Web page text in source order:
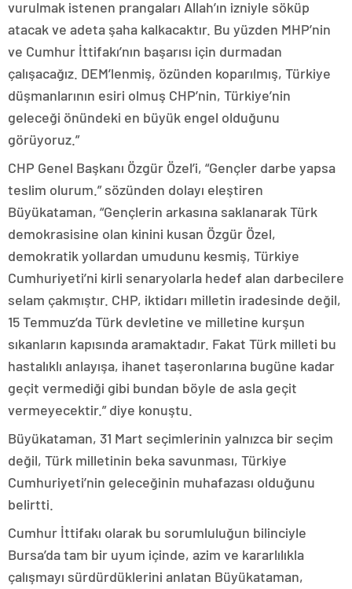
vurulmak istenen prangaları Allah’ın izniyle söküp
atacak ve adeta şaha kalkacaktır. Bu yüzden MHP’nin
ve Cumhur İttifakı’nın başarısı için durmadan
çalışacağız. DEM’lenmiş, özünden koparılmış, Türkiye
düşmanlarının esiri olmuş CHP’nin, Türkiye’nin
geleceği önündeki en büyük engel olduğunu
görüyoruz.”
CHP Genel Başkanı Özgür Özel’i, “Gençler darbe yapsa
teslim olurum.” sözünden dolayı eleştiren
Büyükataman, “Gençlerin arkasına saklanarak Türk
demokrasisine olan kinini kusan Özgür Özel,
demokratik yollardan umudunu kesmiş, Türkiye
Cumhuriyeti’ni kirli senaryolarla hedef alan darbecilere
selam çakmıştır. CHP, iktidarı milletin iradesinde değil,
15 Temmuz’da Türk devletine ve milletine kurşun
sıkanların kapısında aramaktadır. Fakat Türk milleti bu
hastalıklı anlayışa, ihanet taşeronlarına bugüne kadar
geçit vermediği gibi bundan böyle de asla geçit
vermeyecektir.” diye konuştu.
Büyükataman, 31 Mart seçimlerinin yalnızca bir seçim
değil, Türk milletinin beka savunması, Türkiye
Cumhuriyeti’nin geleceğinin muhafazası olduğunu
belirtti.
Cumhur İttifakı olarak bu sorumluluğun bilinciyle
Bursa’da tam bir uyum içinde, azim ve kararlılıkla
çalışmayı sürdürdüklerini anlatan Büyükataman,